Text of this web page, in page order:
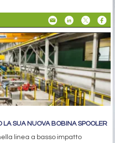
LA SUA NUOVA BOBINA SPOOLER
linea a basso impatto